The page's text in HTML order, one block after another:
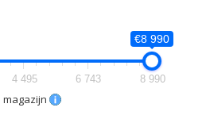
€8 990
4 495 6 743 8 990